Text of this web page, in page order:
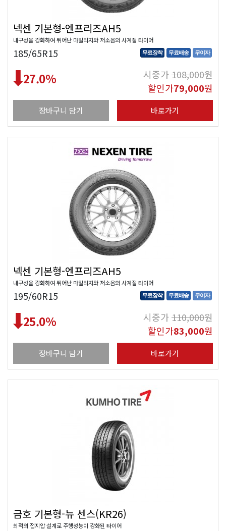
넥센 기본형-엔프리즈AH5
내구성을 강화하여 뛰어난 마일리지와 저소음의 사계절 타이어
185/65R15 무료장착 무료배송 무이자
27.0% 시중가108,000원
할인가79,000원
장바구니 담기 바로가기
넥센 기본형-엔프리즈AH5
내구성을 강화하여 뛰어난 마일리지와 저소음의 사계절 타이어
195/60R15 무료장착 무료배송 무이자
25.0% 시중가110,000원
할인가83,000원
장바구니 담기 바로가기
금호 기본형-뉴 센스(KR26)
최적의 접지압 설계로 주행성능이 강화된 타이어